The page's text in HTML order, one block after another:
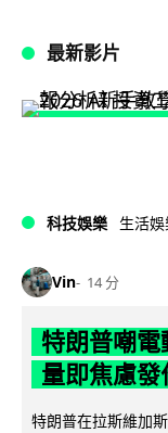
最新影片
科技娛樂 生活
Vin 14 分
特朗普嘲電
量即焦慮
特朗普在拉斯維加